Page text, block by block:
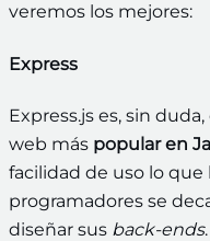
veremos los mejores:
Express
Express.js es, sin
web más popular en
facilidad de uso lo
programadores se
diseñar sus back-ends.